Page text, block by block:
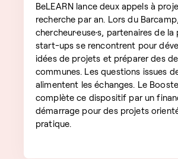
BeLEARN lance deux appels à
recherche par an. Lors du Barcamp,
chercheur·euse·s, partenaires de
start-ups se rencontrent pour
idées de projets et préparer des
communes. Les questions issues
alimentent les échanges. Le
complète ce dispositif par un
démarrage pour des projets
pratique.